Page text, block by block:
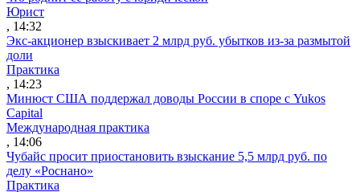
Юрист
, 14:32
Экс-акционер взыскивает 2 млрд руб. убытков из-за размытой
доли
Практика
, 14:23
Минюст США поддержал доводы России в споре с Yukos
Capital
Международная практика
, 14:06
Чубайс просит приостановить взыскание 5,5 млрд руб. по
делу «Роснано»
Практика